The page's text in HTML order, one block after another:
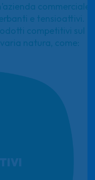
commerciale
e tensioattivi.
competitivi sul
natura, come: